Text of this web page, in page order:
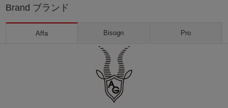
Brand ブランド
Affa Bisogn Pro